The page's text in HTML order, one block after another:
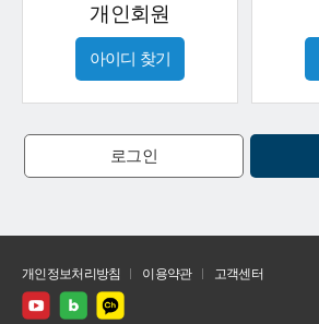
개인회원
아이디 찾기
로그인
개인정보처리방침 이용약관 고객센터